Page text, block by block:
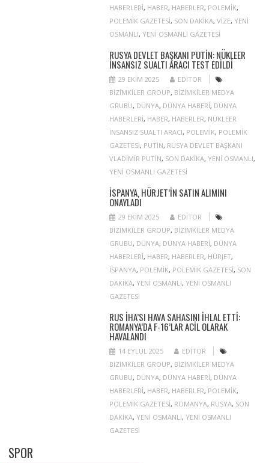
HABERLERI, HABER, HABERLER, POLEMIK,
POLEMIK GAZETESI, SON DAKIKA, VIZE, YENI
OSMANLI, YENI OSMANLI GAZETESI
RUSYA DEVLET BAŞKANI PUTIN: NÜKLEER
INSANSIZ SUALTI ARACI TEST EDILDI
29 EKIM 2025
EDITOR
BIZIMKILER GROUP, BIZIMKILER MEDYA
GRUBU, DÜNYA, DÜNYA HABERI, DÜNYA
HABERLERI, HABER, HABERLER, NÜKLEER
INSANSIZ SUALTI ARACI, POLEMIK, POLEMIK
GAZETESI, PUTIN, RUSYA DEVLET BAŞKANI
VLADIMIR PUTIN, SON DAKIKA, YENI OSMANLI,
YENI OSMANLI GAZETESI
İSPANYA, HÜRJET’IN SATIN ALIMINI
ONAYLADI
29 EKIM 2025
EDITOR
BIZIMKILER GROUP, BIZIMKILER MEDYA
GRUBU, DÜNYA, DÜNYA HABERI, DÜNYA
HABERLERI, HABER, HABERLER, HÜRJET,
ISPANYA, POLEMIK, POLEMIK GAZETESI, SON
DAKIKA, YENI OSMANLI, YENI OSMANLI
GAZETESI
RUS İHA’SI HAVA SAHASINI IHLAL ETTI:
ROMANYA’DA F-16’LAR ACIL OLARAK
HAVALANDI
14 EYLÜL 2025
EDITOR
BIZIMKILER GROUP, BIZIMKILER MEDYA
GRUBU, DÜNYA, DÜNYA HABERI, DÜNYA
HABERLERI, HABER, HABERLER, POLEMIK,
POLEMIK GAZETESI, ROMANYA, RUSYA, SON
DAKIKA, YENI OSMANLI, YENI OSMANLI
GAZETESI
SPOR